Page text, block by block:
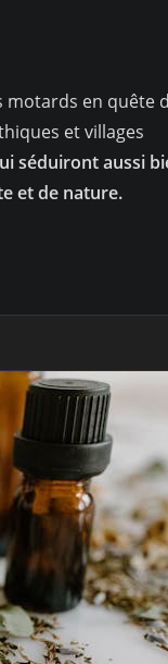
en quête
et villages
séduiront aussi
et de nature.